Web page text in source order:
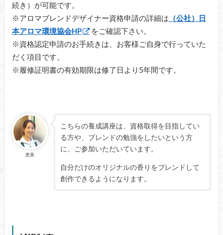
続き）が可能です。
※アロマブレンドデザイナー資格申請の詳細は （公社）日
本アロマ環境協会HP
をご確認下さい。
※資格認定申請のお手続きは、お客様ご自身で行っていた
だく項目です。
※履修証明書の有効期限は修了日より5年間です。
恵美
こちらの養成講座は、資格取得を目指してい
る方や、ブレンドの勉強をしたいという方
に、ご参加いただいています。
自分だけのオリジナルの香りをブレンドして
創作できるようになります。